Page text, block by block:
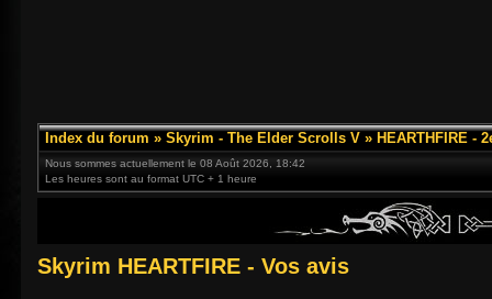
Index du forum » Skyrim - The Elder Scrolls V » HEARTHFIRE -
Nous sommes actuellement le 08 Août 2026, 18:42
Les heures sont au format UTC + 1 heure
Skyrim HEARTFIRE - Vos avis